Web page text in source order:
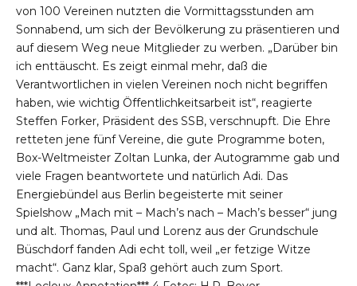
von 100 Vereinen nutzten die Vormittagsstunden am
Sonnabend, um sich der Bevölkerung zu präsentieren und
auf diesem Weg neue Mitglieder zu werben. „Darüber bin
ich enttäuscht. Es zeigt einmal mehr, daß die
Verantwortlichen in vielen Vereinen noch nicht begriffen
haben, wie wichtig Öffentlichkeitsarbeit ist“, reagierte
Steffen Forker, Präsident des SSB, verschnupft. Die Ehre
retteten jene fünf Vereine, die gute Programme boten,
Box-Weltmeister Zoltan Lunka, der Autogramme gab und
viele Fragen beantwortete und natürlich Adi. Das
Energiebündel aus Berlin begeisterte mit seiner
Spielshow „Mach mit – Mach’s nach – Mach’s besser“ jung
und alt. Thomas, Paul und Lorenz aus der Grundschule
Büschdorf fanden Adi echt toll, weil „er fetzige Witze
macht“. Ganz klar, Spaß gehört auch zum Sport.